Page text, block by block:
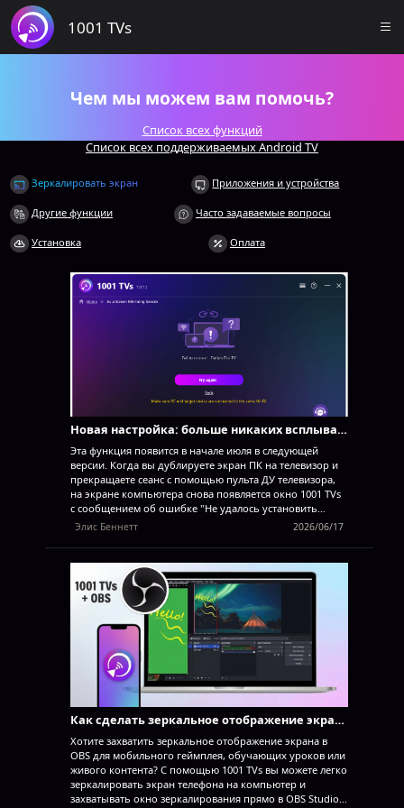
1001 TVs
Чем мы можем вам помочь?
Список всех функций
Список всех поддерживаемых Android TV
Зеркалировать экран Приложения и устройства
Другие функции Часто задаваемые вопросы
Установка Оплата
Новая настройка: больше никаких всплывающих окон по окончании дублирования экрана
Эта функция появится в начале июля в следующей
версии. Когда вы дублируете экран ПК на телевизор и
прекращаете сеанс с помощью пульта ДУ телевизора,
на экране компьютера снова появляется окно 1001 TVs
с сообщением об ошибке "Не удалось установить
соединение" — даже если вы намеренно завершили
работу на ПК. С последним обновлением 1001 TVs эта
проблема устранена. Просто включите новый параметр
— и всё готово. 1. Установите последнюю версию 1001
TVs на свой ПК с Windows.
Приложение для ПК:
скачайте из Microsoft Store. Подробные инструкции см.
в Руководстве по установке на ПК. 2. Перейдите в
"Настройки" > «Основные» > и включите параметр «Не
восстанавливать окно из панели задач при потере
соединения». (Этот параметр по умолчанию
выключен…
Элис Беннетт 2026/06/17
Как сделать зеркальное отображение экрана в OBS (Android и iPhone)
Хотите захватить зеркальное отображение экрана в
OBS для мобильного геймплея, обучающих уроков или
живого контента? С помощью 1001 TVs вы можете легко
зеркалировать экран телефона на компьютер и
захватывать окно зеркалирования прямо в OBS Studio